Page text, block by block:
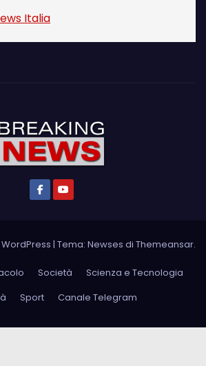
Italia
| Tema: Newses di Themeansar.
Società
Scienza e Tecnologia
Sport Canale Telegram